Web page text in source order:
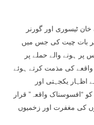
کامران خان ٹیسوری اور گورنر
پر بات چیت کی جس میں
پر ہونے والے حملے پر
واقعے کی مذمت کرتے ہوئے
اظہار یکجہتی اور
“افسوسناک واقعہ” قرار
کی مغفرت اور زخمیوں